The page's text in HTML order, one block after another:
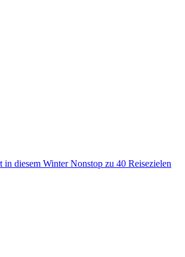
diesem Winter Nonstop zu 40 Reisezielen